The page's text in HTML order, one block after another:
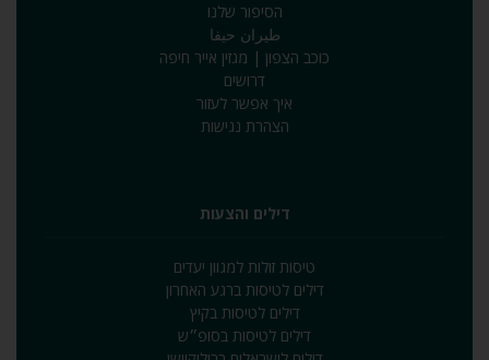
הסיפור שלנו
طيران حيفا
כוכב הצפון | מגזין אייר חיפה
דרושים
איך אפשר לעזור
הצהרת נגישות
דילים והצעות
טיסות זולות למגוון יעדים
דילים לטיסות ברגע האחרון
דילים לטיסות בקיץ
דילים לטיסות בסופ״ש